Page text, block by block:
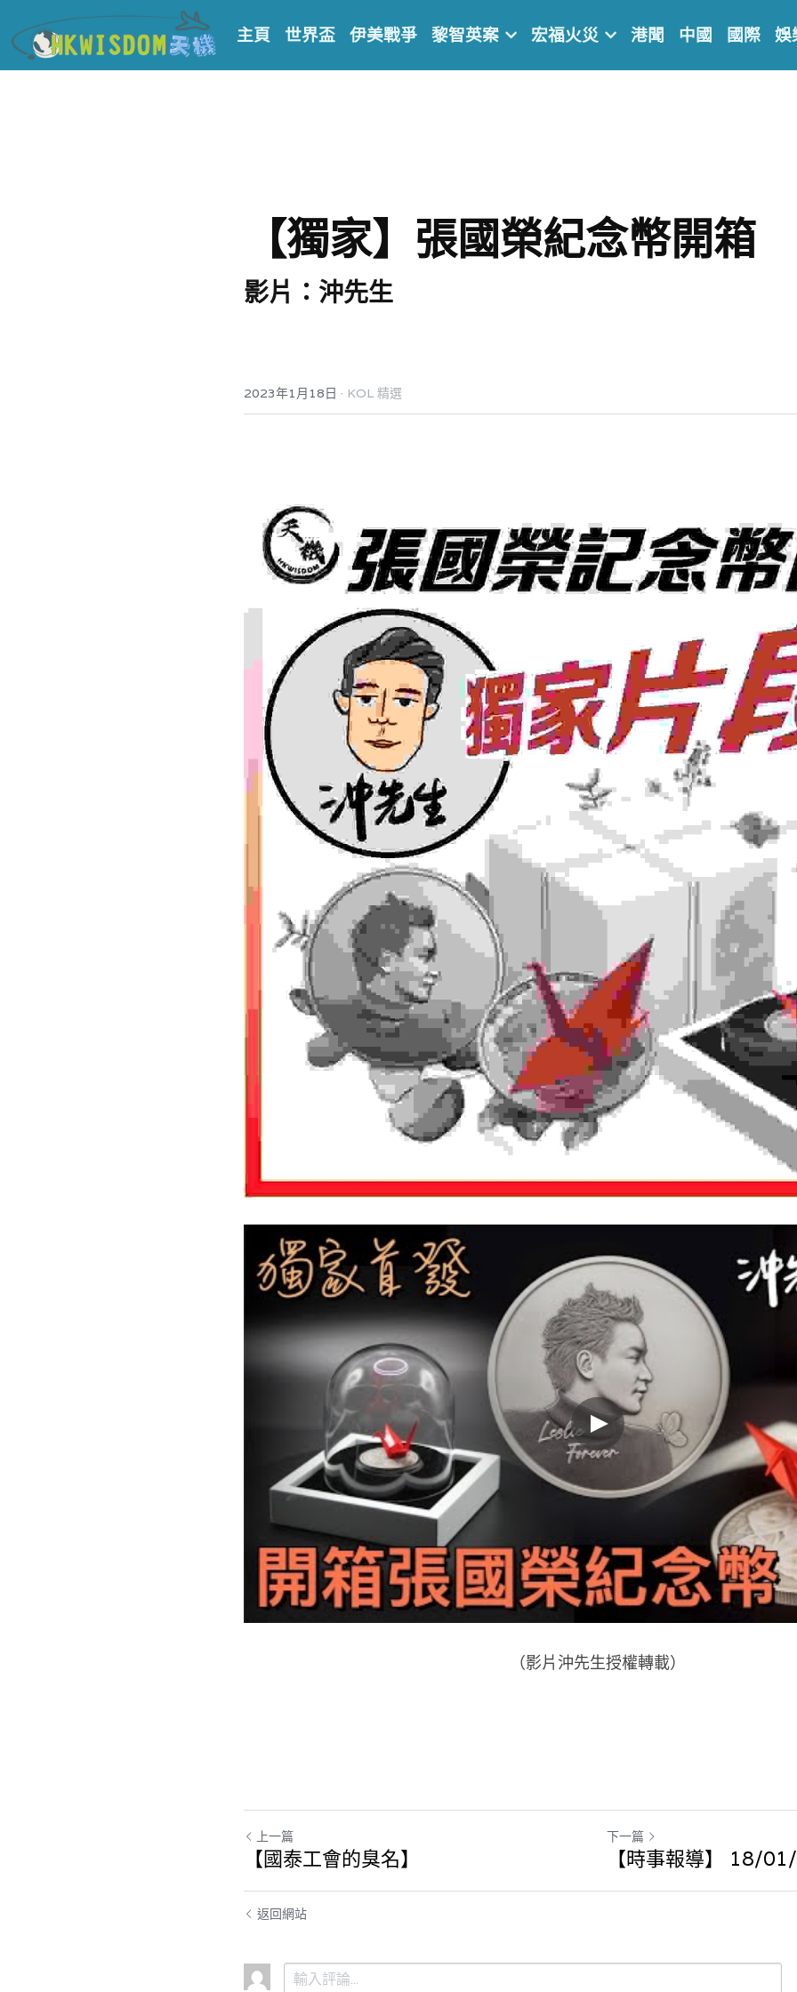
主頁 世界盃 伊美戰爭 黎智英案 宏福火災 港聞 中國 國際 娛
【獨家】張國榮紀念幣開箱
影片：沖先生
2023年1月18日 · KOL 精選
（影片沖先生授權轉載）
上一篇
【國泰工會的臭名】
下一篇
【時事報導】 18/
返回網站